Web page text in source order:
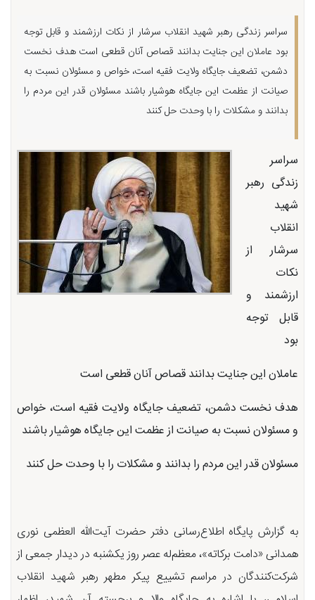
سراسر زندگی رهبر شهید انقلاب سرشار از نکات ارزشمند و قابل توجه
بود عاملان این جنایت بدانند قصاص آنان قطعی است هدف نخست
دشمن، تضعیف جایگاه ولایت فقیه است، خواص و مسئولان نسبت به
صیانت از عظمت این جایگاه هوشیار باشند مسئولان قدر این مردم را
بدانند و مشکلات را با وحدت حل کنند
سراسر
زندگی رهبر
شهید
انقلاب
سرشار از
نکات
ارزشمند و
قابل توجه
بود
عاملان این جنایت بدانند قصاص آنان قطعی است
هدف نخست دشمن، تضعیف جایگاه ولایت فقیه است، خواص
و مسئولان نسبت به صیانت از عظمت این جایگاه هوشیار باشند
مسئولان قدر این مردم را بدانند و مشکلات را با وحدت حل کنند
به گزارش پایگاه اطلاع‌رسانی دفتر حضرت آیت‌الله العظمی نوری
همدانی «دامت برکاته»، معظم‌له عصر روز یکشنبه در دیدار جمعی از
شرکت‌کنندگان در مراسم تشییع پیکر مطهر رهبر شهید انقلاب